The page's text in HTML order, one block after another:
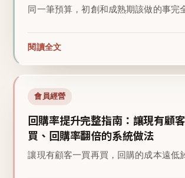
同一筆預算，初創和成熟期該做的事完
閱讀全文
會員經營
回購率提升完整指南：讓現有顧
買、回購率翻倍的系統做法
讓現有顧客一買再買，回購的成本遠低